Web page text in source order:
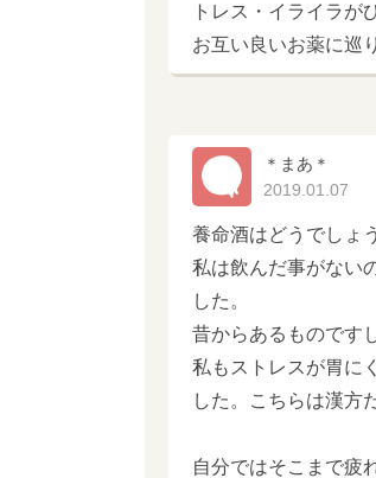
トレス・イライラが
お互い良いお薬に巡
＊まあ＊
2019.01.07
養命酒はどうでしょ
私は飲んだ事がない
した。
昔からあるものです
私もストレスが胃に
した。こちらは漢方
自分ではそこまで疲